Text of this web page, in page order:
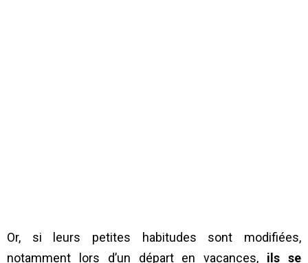
Or, si leurs petites habitudes sont modifiées,
notamment lors d’un départ en vacances, ils se